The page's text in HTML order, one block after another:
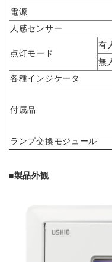
電源
人感センサー
点灯モード
有
無
各種インジケータ
付属品
ランプ交換モジュール
■製品外観